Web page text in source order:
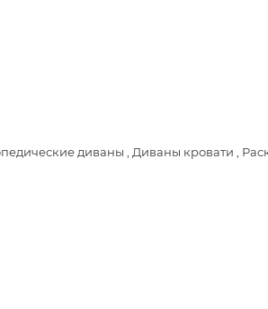
диваны , Диваны кровати ,